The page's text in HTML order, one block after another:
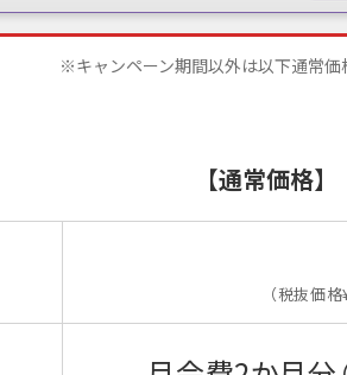
※キャンペーン期間以外は以下通常価
【通常価格】
（税抜価